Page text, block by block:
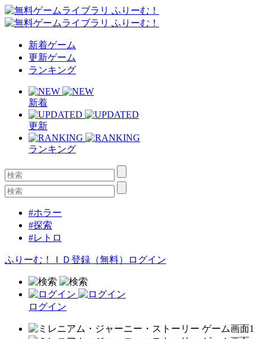
新着ゲーム
更新ゲーム
ランキング
新着
更新
ランキング
#ホラー
#探索
#レトロ
ふりーむ！ＩＤ登録（無料） ログイン
ログイン